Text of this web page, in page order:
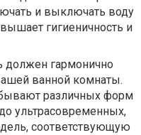
и выключать воду
гигиеничность и
должен гармонично
ванной комнаты.
различных форм
ультрасовременных,
соответствующую